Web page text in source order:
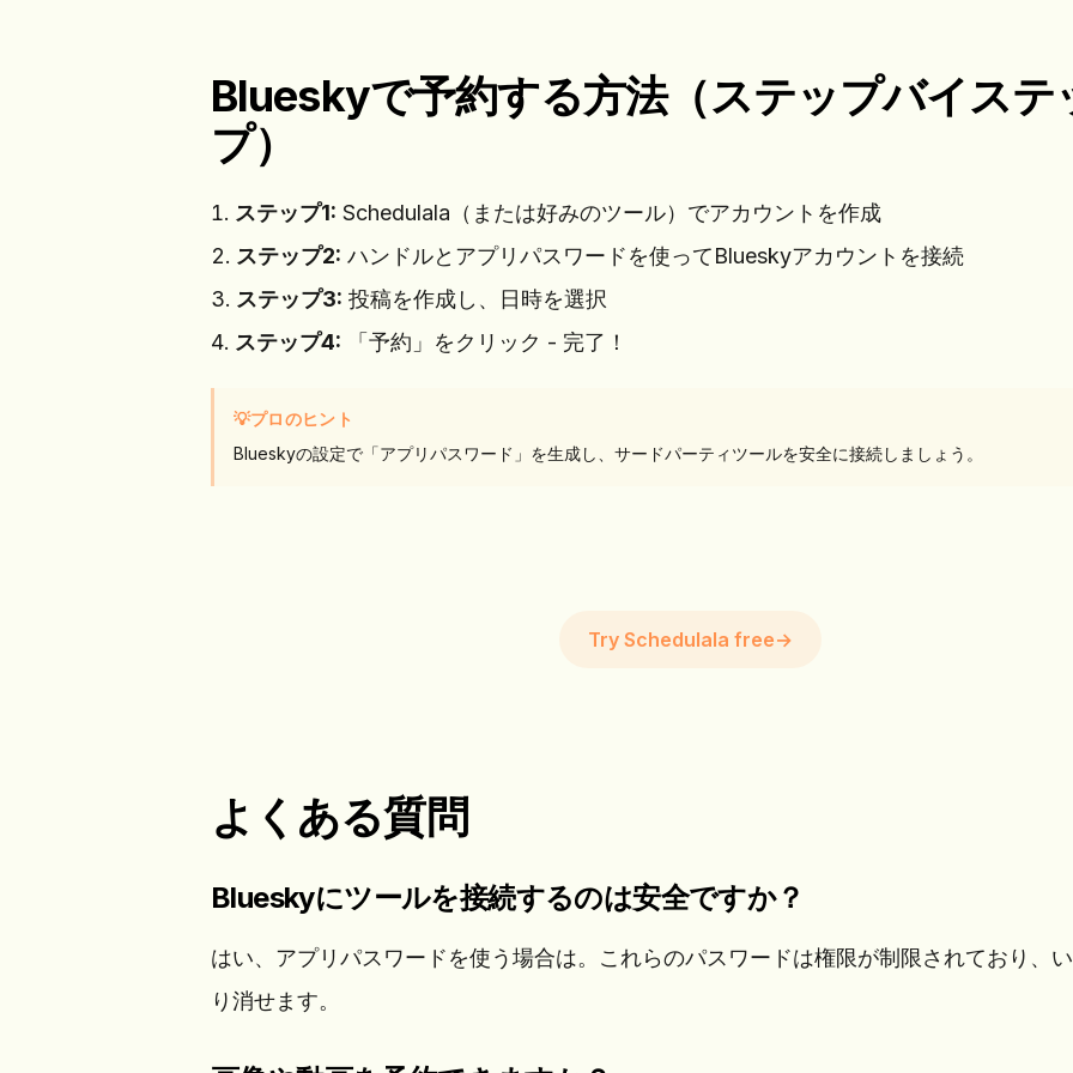
Blueskyで予約する方法（ステップバイステ
プ）
ステップ1: Schedulala（または好みのツール）でアカウントを作成
ステップ2: ハンドルとアプリパスワードを使ってBlueskyアカウントを接続
ステップ3: 投稿を作成し、日時を選択
ステップ4: 「予約」をクリック - 完了！
💡プロのヒント
Blueskyの設定で「アプリパスワード」を生成し、サードパーティツールを安全に接続しましょう。
Try Schedulala free→
よくある質問
Blueskyにツールを接続するのは安全ですか？
はい、アプリパスワードを使う場合は。これらのパスワードは権限が制限されており、
り消せます。